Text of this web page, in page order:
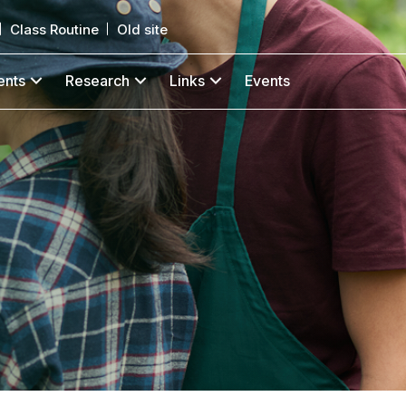
Class Routine Old site
Research Links Events